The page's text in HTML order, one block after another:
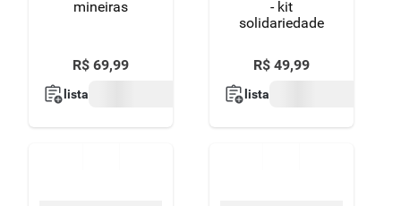
mineiras
R$ 69,99
lista
- kit
solidariedade
R$ 49,99
lista